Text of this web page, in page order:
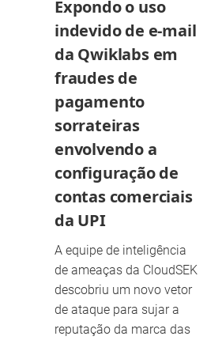
Expondo o uso
indevido de e-mail
da Qwiklabs em
fraudes de
pagamento
sorrateiras
envolvendo a
configuração de
contas comerciais
da UPI
A equipe de inteligência
de ameaças da CloudSEK
descobriu um novo vetor
de ataque para sujar a
reputação da marca das